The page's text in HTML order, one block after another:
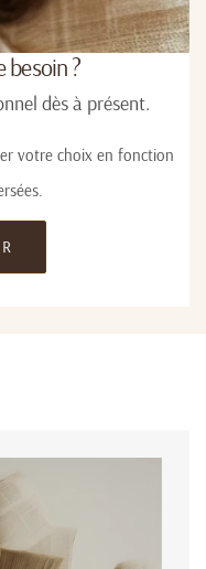
besoin ?
dès à présent.
votre choix en fonction